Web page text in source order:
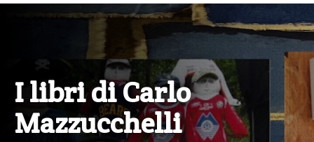
I libri di Carlo
Mazzucchelli